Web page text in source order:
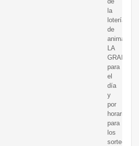
la
lotería
de
animalitos
LA
para
el
día
y
por
horario,
para
los
sorteos